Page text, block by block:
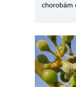
chorobám